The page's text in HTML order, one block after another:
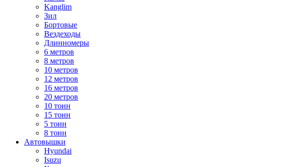
Kanglim
Зил
Бортовые
Вездеходы
Длинномеры
6 метров
8 метров
10 метров
12 метров
16 метров
20 метров
10 тонн
15 тонн
5 тонн
8 тонн
Автовышки
Hyundai
Isuzu